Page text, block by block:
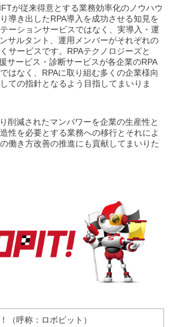
が従来得意とする業務効率化のノウハウ
導き出したRPA導入を成功させる知見を
ーションサービスではなく、実導入・運
サルタント、運用メンバーがそれぞれの
サービスです。RPAテクノロジーズと
サービス・診断サービスが各企業のRPA
はなく、RPAに取り組む多くの企業様向
ての指針となるよう目指してまいりま
削減されたマンパワーを企業の生産性と
性を必要とする業務への移行とそれによ
働き方改善の推進にも貢献してまいりた
（呼称：ロボピット）